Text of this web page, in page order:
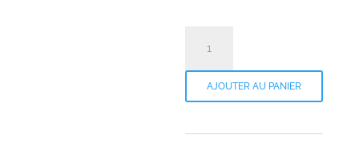
Foulards
féeriques
AJOUTER AU PANIER